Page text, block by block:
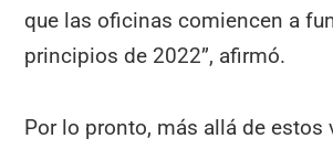
que las oficinas comiencen a
principios de 2022”, afirmó.
Por lo pronto, más allá de estos